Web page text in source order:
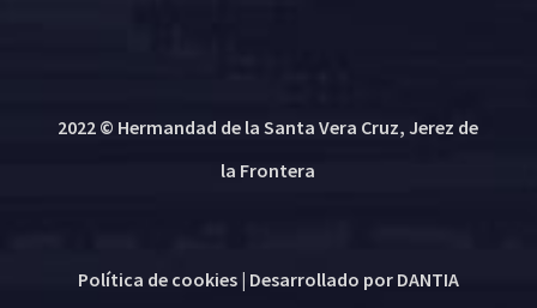
2022 © Hermandad de la Santa Vera Cruz, Jerez de
la Frontera
Política de cookies| Desarrollado por DANTIA